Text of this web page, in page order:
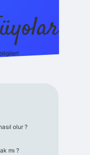
olur ?
mı ?